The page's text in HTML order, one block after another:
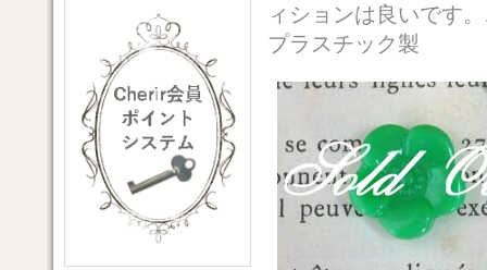
ィションは良い
プラスチック製